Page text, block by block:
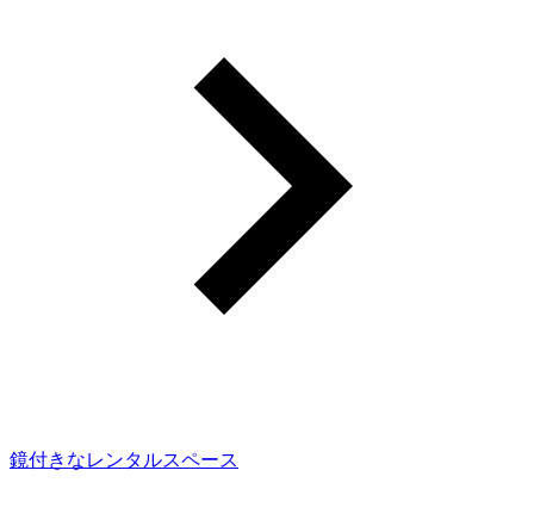
鏡付きなレンタルスペース